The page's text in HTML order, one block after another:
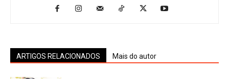
ARTIGOS RELACIONADOS Mais do autor